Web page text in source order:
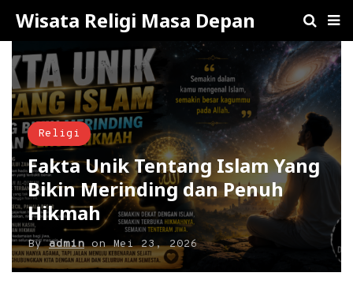
Wisata Religi Masa Depan
Religi
Fakta Unik Tentang Islam Yang
Bikin Merinding dan Penuh
Hikmah
ByadminonMei 23, 2026